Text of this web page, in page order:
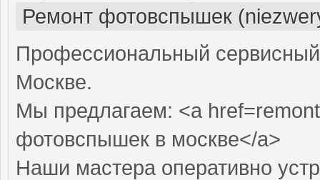
Ремонт фотовспышек
Профессиональный
Москве.
Мы предлагаем: <a
фотовспышек в москве</a>
Наши мастера оперативно